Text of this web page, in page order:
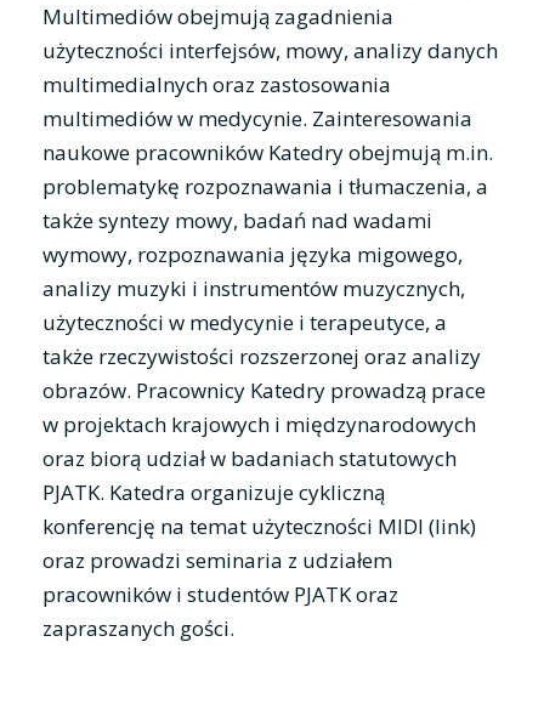
Multimediów obejmują zagadnienia
użyteczności interfejsów, mowy, analizy danych
multimedialnych oraz zastosowania
multimediów w medycynie. Zainteresowania
naukowe pracowników Katedry obejmują m.in.
problematykę rozpoznawania i tłumaczenia, a
także syntezy mowy, badań nad wadami
wymowy, rozpoznawania języka migowego,
analizy muzyki i instrumentów muzycznych,
użyteczności w medycynie i terapeutyce, a
także rzeczywistości rozszerzonej oraz analizy
obrazów. Pracownicy Katedry prowadzą prace
w projektach krajowych i międzynarodowych
oraz biorą udział w badaniach statutowych
PJATK. Katedra organizuje cykliczną
konferencję na temat użyteczności MIDI (link)
oraz prowadzi seminaria z udziałem
pracowników i studentów PJATK oraz
zapraszanych gości.